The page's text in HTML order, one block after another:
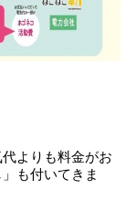
よりも料金がお
も付いてきま